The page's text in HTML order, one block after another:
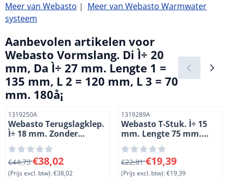
Meer van Webasto | Meer van Webasto Warmwater
systeem
Aanbevolen artikelen voor
Webasto Vormslang. Di Ì÷ 20
mm, Da Ì÷ 27 mm. Lengte 1 =
135 mm, L 2 = 120 mm, L 3 = 70
mm. 180å¡
Artikelnummer
1319250A
Webasto Terugslagklep.
Ì÷ 18 mm. Zonder
lekboorgat. Lengte 90
mm.
Van 44,73 voor 38,02, exclusief btw: 38,02
€44,73€38,02
(Prijs excl. btw):€38,02
Artikelnummer
1319289A
Webasto T-Stuk. Ì÷ 15
mm. Lengte 75 mm.
Staal verchroomd
Van 22,81 voor 19,39,
€22,81€19,39
(Prijs excl. btw):€19,39